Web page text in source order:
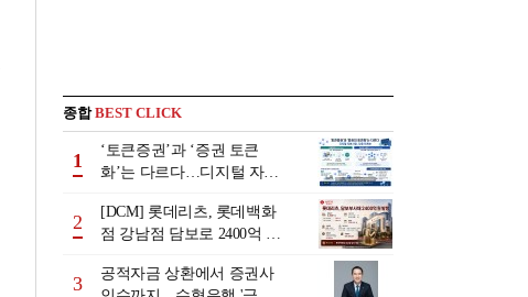
종합BEST CLICK
1
‘토큰증권’과 ‘증권 토큰
화’는 다르다…디지털 자본
2
[DCM] 롯데리츠, 롯데백화
점 강남점 담보로 2400억 조
3
공적자금 상환에서 증권사